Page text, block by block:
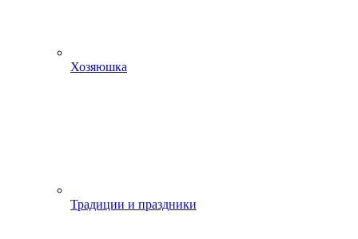
Хозяюшка
Традиции и праздники